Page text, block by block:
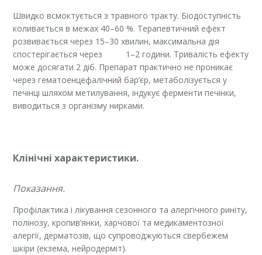
Швидко всмоктується з травного тракту. Біодоступність
коливається в межах 40–60 %. Терапевтичний ефект
розвивається через 15–30 хвилин, максимальна дія
спостерігається через 1–2 години. Тривалість ефекту
може досягати 2 діб. Препарат практично не проникає
через гематоенцефалічний бар’єр, метаболізується у
печінці шляхом метилування, індукує ферменти печінки,
виводиться з організму нирками.
Клінічні характеристики.
Показання.
Профілактика і лікування сезонного та алергічного риніту,
полінозу, кропив’янки, харчової та медикаментозної
алергії, дерматозів, що супроводжуються свербежем
шкіри (екзема, нейродерміт).